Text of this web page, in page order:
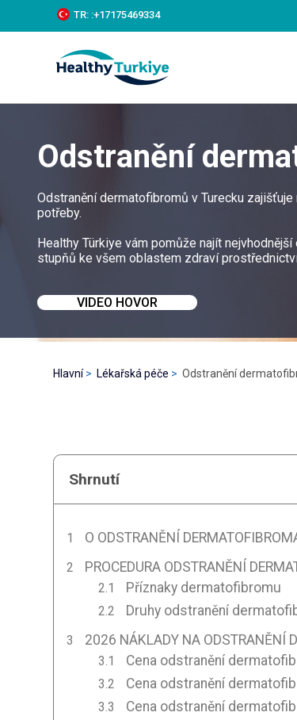
k
c
TR: :+‪17175469334‬
Odstranění
Odstranění dermatofibromů v Turecku
potřeby.
Healthy Türkiye vám pomůže najít
stupňů ke všem oblastem zdraví
VIDEO HOVOR
Hlavní Lékařská péče Odstranění
Shrnutí
O ODSTRANĚNÍ
PROCEDURA ODSTRANĚNÍ
Příznaky dermatofibromu
Druhy odstranění
2026 NÁKLADY NA ODSTRANĚNÍ
Cena odstranění
Cena odstranění
Cena odstranění